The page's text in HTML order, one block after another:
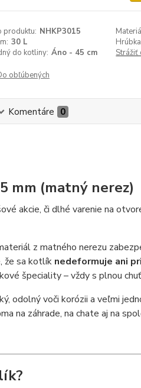
produktu: NHKP3015
30 L
do kotliny: Áno - 45 cm Strážiť
obľúbených
Komentáre 0
mm (matný nerez)
akcie, či dlhé varenie na
z matného nerezu
že sa kotlík nedeformuje ani
špeciality – vždy s plnou
odolný voči korózii a veľmi
na záhrade, na chate aj na